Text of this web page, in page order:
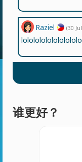
Raziel (30
谁更好？